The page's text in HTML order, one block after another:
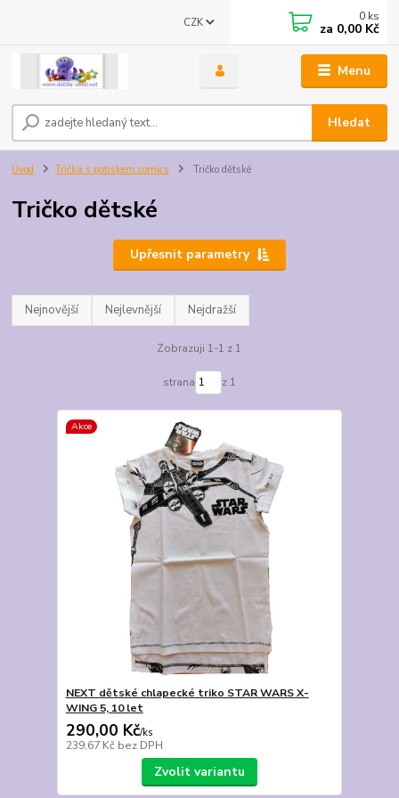
Menu
CZK
Hledat
0 ks
za 0,00 Kč
Úvod Trička s potiskem comics Tričko dětské
Tričko dětské
Upřesnit parametry
Nejnovější Nejlevnější Nejdražší
Zobrazuji 1-1 z 1
strana z 1
Akce
NEXT dětské chlapecké triko STAR WARS X-
WING 5, 10 let
290,00 Kč/ks
239,67 Kč bez DPH
Zvolit variantu